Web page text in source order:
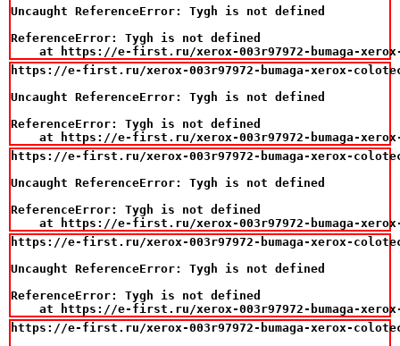
Uncaught ReferenceError: Tygh is not defined
ReferenceError: Tygh is not defined
at https://e-first.ru/xerox-003r97972-bumaga-
https://e-first.ru/xerox-003r97972-bumaga-xerox-
Uncaught ReferenceError: Tygh is not defined
ReferenceError: Tygh is not defined
at https://e-first.ru/xerox-003r97972-bumaga-
https://e-first.ru/xerox-003r97972-bumaga-xerox-
Uncaught ReferenceError: Tygh is not defined
ReferenceError: Tygh is not defined
at https://e-first.ru/xerox-003r97972-bumaga-
https://e-first.ru/xerox-003r97972-bumaga-xerox-
Uncaught ReferenceError: Tygh is not defined
ReferenceError: Tygh is not defined
at https://e-first.ru/xerox-003r97972-bumaga-
https://e-first.ru/xerox-003r97972-bumaga-xerox-